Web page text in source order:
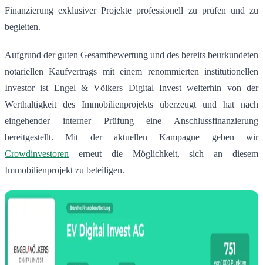
Finanzierung exklusiver Projekte professionell zu prüfen und zu
begleiten.
Aufgrund der guten Gesamtbewertung und des bereits beurkundeten
notariellen Kaufvertrags mit einem renommierten institutionellen
Investor ist Engel & Völkers Digital Invest weiterhin von der
Werthaltigkeit des Immobilienprojekts überzeugt und hat nach
eingehender interner Prüfung eine Anschlussfinanzierung
bereitgestellt. Mit der aktuellen Kampagne geben wir
Crowdinvestoren erneut die Möglichkeit, sich an diesem
Immobilienprojekt zu beteiligen.